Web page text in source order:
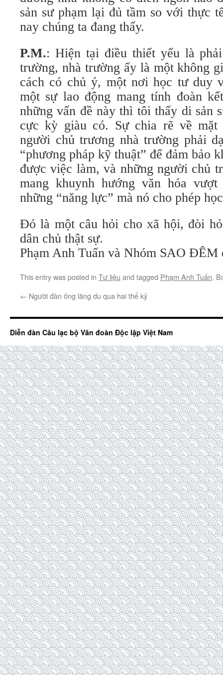
sản sư phạm lại đủ tầm so với thực
nay chúng ta đang thấy.
P.M.: Hiện tại điều thiết yếu là
trường, nhà trường ấy là một không
cách có chủ ý, một nơi học tư duy
một sự lao động mang tính đoàn
những vấn đề này thì tôi thấy di sản
cực kỳ giàu có. Sự chia rẽ về mặt
người chủ trương nhà trường phải
“phương pháp kỹ thuật” để đảm bảo
được việc làm, và những người chủ
mang khuynh hướng văn hóa
những “năng lực” mà nó cho phép
Đó là một câu hỏi cho xã hội, đòi
dân chủ thật sự.
Phạm Anh Tuấn và Nhóm SAO ĐÊM
This entry was posted in Tư liệu and tagged Phạm Anh Tuấn.
← Người đàn ông lãng du qua hai thế kỷ
Diễn đàn Câu lạc bộ Văn đoàn Độc lập Việt Nam